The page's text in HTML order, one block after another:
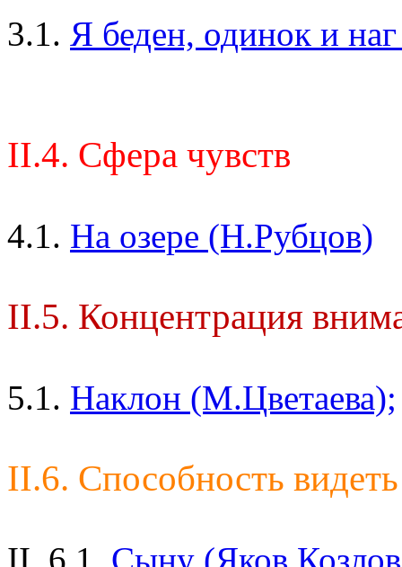
3.1. Я беден, одинок и
II.4. Сфера чувств
4.1. На озере (Н.Рубцов)
II.5. Концентрация
5.1. Наклон (М.Цветаева);
II.6. Способность